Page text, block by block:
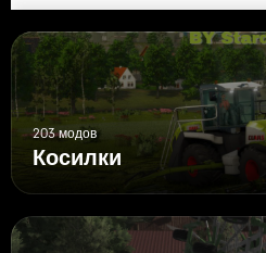
203 модов
Косилки